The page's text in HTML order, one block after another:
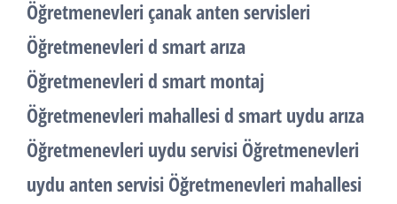
Öğretmenevleri çanak anten servisleri
Öğretmenevleri d smart arıza
Öğretmenevleri d smart montaj
Öğretmenevleri mahallesi d smart uydu arıza
Öğretmenevleri uydu servisi Öğretmenevleri
uydu anten servisi Öğretmenevleri mahallesi